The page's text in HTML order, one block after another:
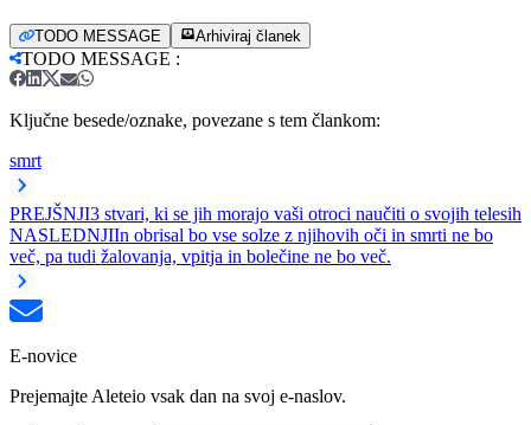
TODO MESSAGE Arhiviraj članek
TODO MESSAGE :
Ključne besede/oznake, povezane s tem člankom:
smrt
PREJŠNJI3 stvari, ki se jih morajo vaši otroci naučiti o svojih telesih
NASLEDNJIIn obrisal bo vse solze z njihovih oči in smrti ne bo
več, pa tudi žalovanja, vpitja in bolečine ne bo več.
E-novice
Prejemajte Aleteio vsak dan na svoj e-naslov.